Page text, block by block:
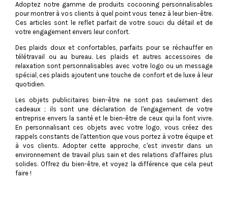
Adoptez notre gamme de produits cocooning personnalisables
pour montrer à vos clients à quel point vous tenez à leur bien-être.
Ces articles sont le reflet parfait de votre souci du détail et de
votre engagement envers leur confort.
Des plaids doux et confortables, parfaits pour se réchauffer en
télétravail ou au bureau. Les plaids et autres accessoires de
relaxation sont personnalisables avec votre logo ou un message
spécial, ces plaids ajoutent une touche de confort et de luxe à leur
quotidien.
Les objets publicitaires bien-être ne sont pas seulement des
cadeaux ; ils sont une déclaration de l'engagement de votre
entreprise envers la santé et le bien-être de ceux qui la font vivre.
En personnalisant ces objets avec votre logo, vous créez des
rappels constants de l'attention que vous portez à votre équipe et
à vos clients. Adopter cette approche, c'est investir dans un
environnement de travail plus sain et des relations d'affaires plus
solides. Offrez du bien-être, et voyez la différence que cela peut
faire !